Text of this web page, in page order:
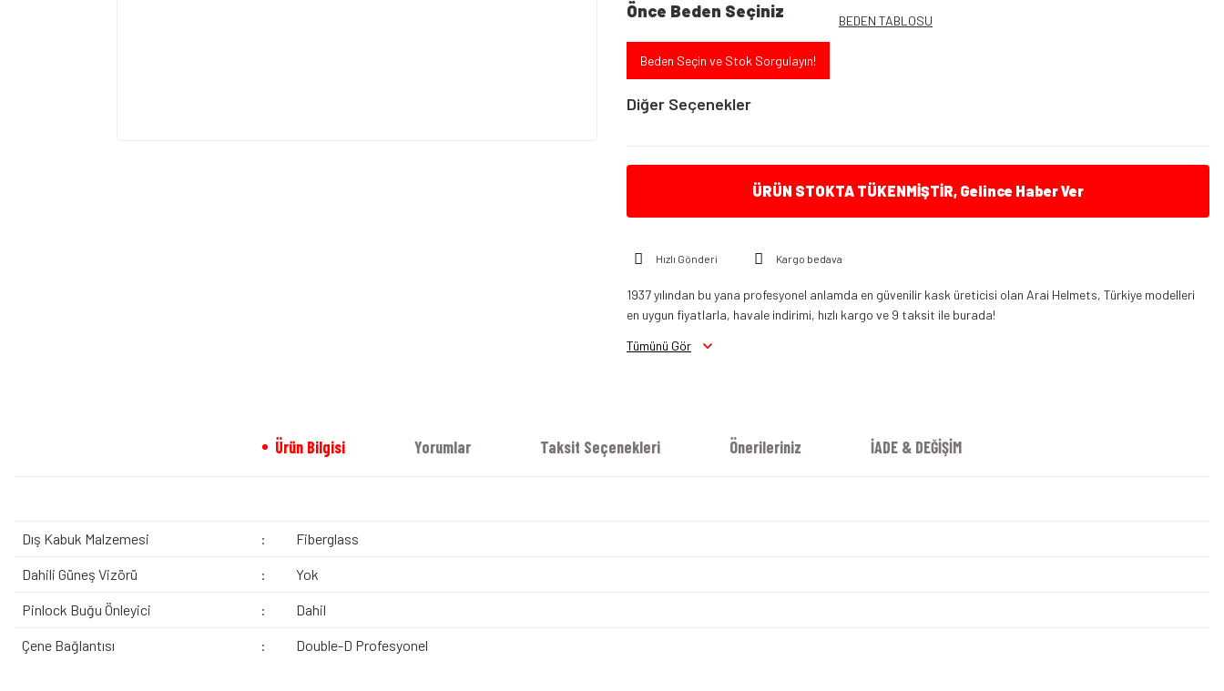
Önce Beden Seçiniz BEDEN TABLOSU
Beden Seçin ve Stok Sorgulayın!
Diğer Seçenekler
Arai RX7 V Evo Kask Parlak Siyah
Arai RX7 V Evo Kask Siyah
ÜRÜN STOKTA TÜKENMİŞTİR, Gelince Haber Ver
Hızlı Gönderi Kargo bedava
1937 yılından bu yana profesyonel anlamda en güvenilir kask üreticisi olan Arai Helmets, Türkiye modelleri
en uygun fiyatlarla, havale indirimi, hızlı kargo ve 9 taksit ile burada!
Tümünü Gör
Ürün Bilgisi Yorumlar Taksit Seçenekleri Önerileriniz İADE & DEĞİŞİM
Dış Kabuk Malzemesi : Fiberglass
Dahili Güneş Vizörü : Yok
Pinlock Buğu Önleyici : Dahil
Çene Bağlantısı : Double-D Profesyonel